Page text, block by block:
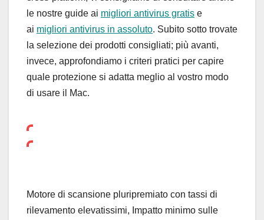
le nostre guide ai migliori antivirus gratis e
ai migliori antivirus in assoluto. Subito sotto trovate
la selezione dei prodotti consigliati; più avanti,
invece, approfondiamo i criteri pratici per capire
quale protezione si adatta meglio al vostro modo
di usare il Mac.
Motore di scansione pluripremiato con tassi di
rilevamento elevatissimi, Impatto minimo sulle